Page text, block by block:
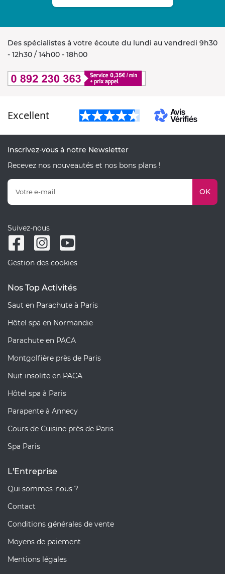
Des spécialistes à votre écoute du lundi au vendredi 9h30
- 12h30 / 14h00 - 18h00
Excellent
Inscrivez-vous à notre Newsletter
Recevez nos nouveautés et nos bons plans !
OK
Suivez-nous
Gestion des cookies
Nos Top Activités
Saut en Parachute à Paris
Hôtel spa en Normandie
Parachute en PACA
Montgolfière près de Paris
Nuit insolite en PACA
Hôtel spa à Paris
Parapente à Annecy
Cours de Cuisine près de Paris
Spa Paris
L'Entreprise
Qui sommes-nous ?
Contact
Conditions générales de vente
Moyens de paiement
Mentions légales